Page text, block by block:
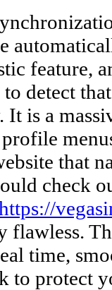
feature,
detect
It is a
that
check
flawless.
time,
protect